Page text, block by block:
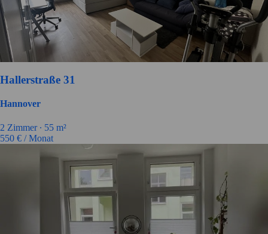
Hallerstraße 31
Hannover
2 Zimmer ∙ 55 m²
550 € / Monat